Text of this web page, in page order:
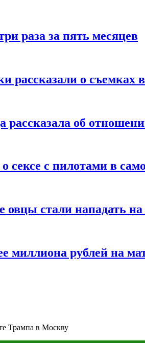
раза за пять месяцев
рассказали о съемках
рассказала об
сексе с пилотами в
овцы стали нападать
миллиона рублей на
Трампа в Москву